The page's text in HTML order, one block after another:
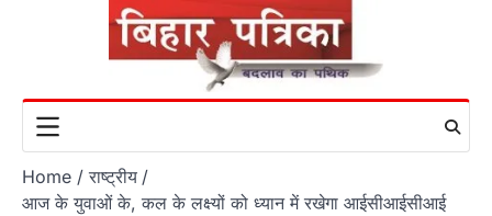
Home
राष्ट्रीय
आज के युवाओं के, कल के लक्ष्यों को ध्यान में रखेगा आईसीआईसीआई